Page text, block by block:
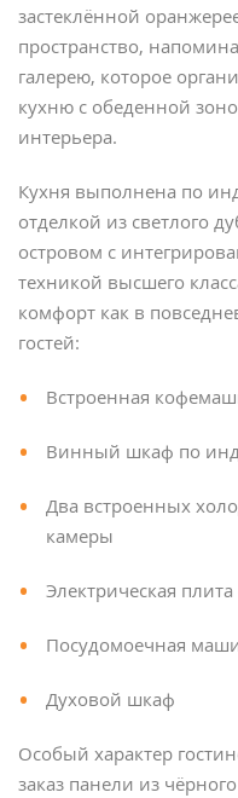
застеклённой
пространство,
галерею, которое
кухню с обеденной
интерьера.
Кухня выполнена по
отделкой из светлого
островом с
техникой высшего
комфорт как в
гостей:
Встроенная
Винный шкаф по
Два встроенных
камеры
Электрическая
Посудомоечная
Духовой шкаф
Особый характер
заказ панели из